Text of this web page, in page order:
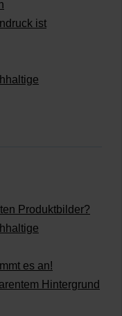
ist
Produktbilder?
es an!
Hintergrund